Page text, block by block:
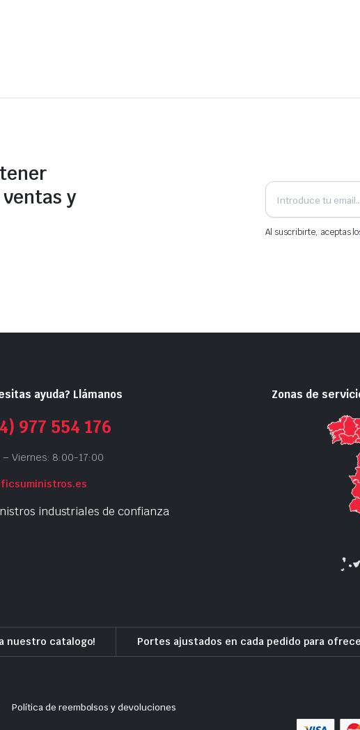
y
Al suscribirte, aceptas
ayuda? Llámanos
977 554 176
– Viernes: 8:00-17:00
industriales de confianza
Zonas de
nuestro catalogo! Portes ajustados en cada pedido para
Política de reembolsos y devoluciones